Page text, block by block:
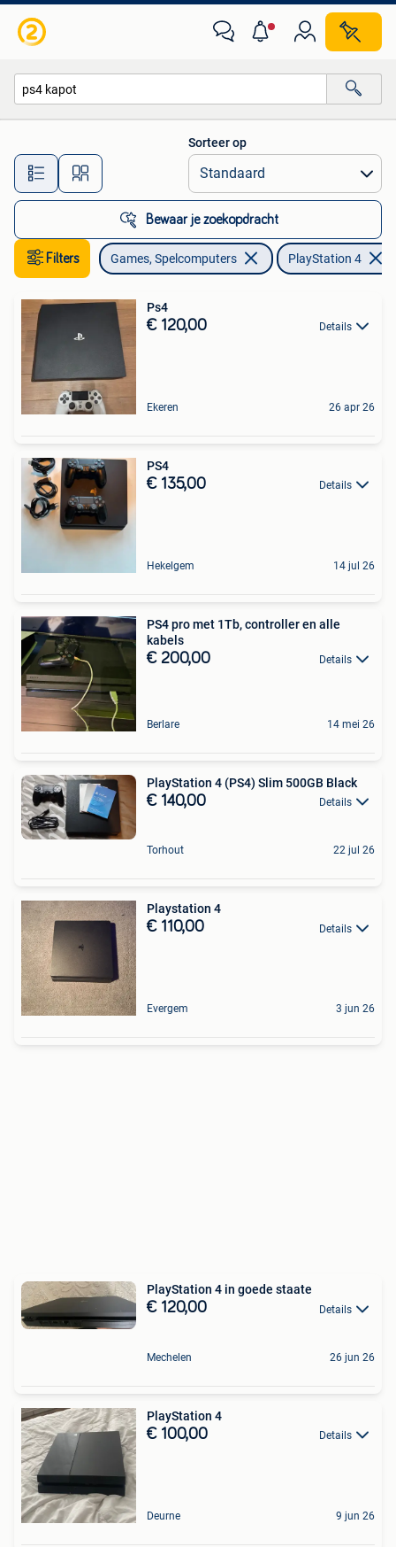
Alle afstanden…
Sorteer op
Bewaar je zoekopdracht
Filters Games, Spelcomputers PlayStation 4
Ps4
€ 120,00 Details
Ekeren 26 apr 26
PS4
€ 135,00 Details
Hekelgem 14 jul 26
PS4 pro met 1Tb, controller en alle
kabels
€ 200,00 Details
Berlare 14 mei 26
PlayStation 4 (PS4) Slim 500GB Black
€ 140,00 Details
Torhout 22 jul 26
Playstation 4
€ 110,00 Details
Evergem 3 jun 26
PlayStation 4 in goede staate
€ 120,00 Details
Mechelen 26 jun 26
PlayStation 4
€ 100,00 Details
Deurne 9 jun 26